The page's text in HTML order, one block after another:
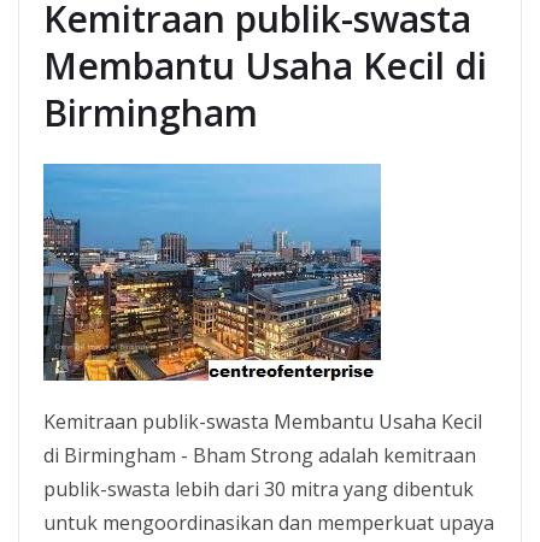
Kemitraan publik-swasta
Membantu Usaha Kecil di
Birmingham
Kemitraan publik-swasta Membantu Usaha Kecil
di Birmingham - Bham Strong adalah kemitraan
publik-swasta lebih dari 30 mitra yang dibentuk
untuk mengoordinasikan dan memperkuat upaya